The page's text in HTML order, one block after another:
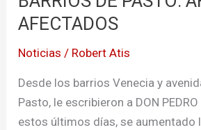
AFECTADOS
Noticias / Robert Atis
Desde los barrios Venecia y
Pasto, le escribieron a DON PEDRO
estos últimos días, se aumentado
BARRIOS
PASTO: